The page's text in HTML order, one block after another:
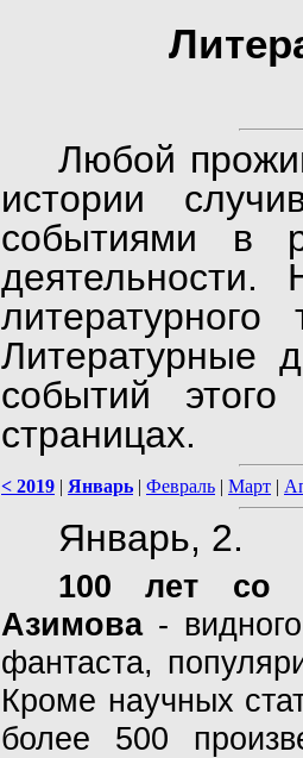
Любой
истории
событиями в
Литературные
событий
страницах.
< 2019 | Январь | Февраль | Март |
Январь, 2.
100 лет со
Азимова- видного
фантаста,
Кроме научных
более 500